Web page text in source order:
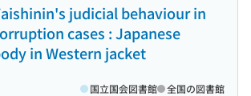
judicial behaviour in
cases : Japanese
in Western jacket
国立国会図書館 全国の図書館